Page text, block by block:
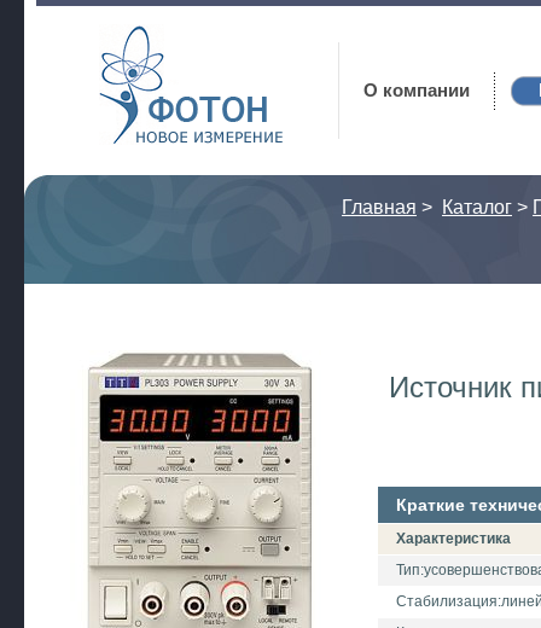
Фотон
О компании
Главная > Каталог >
Источник
Краткие
Характеристика